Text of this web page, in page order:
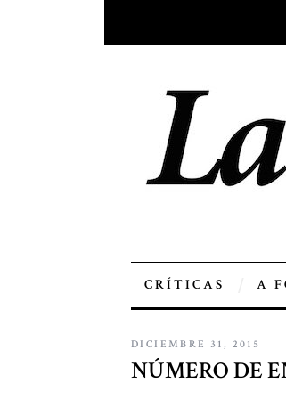
CRÍTICAS A
DICIEMBRE 31, 2015
NÚMERO DE